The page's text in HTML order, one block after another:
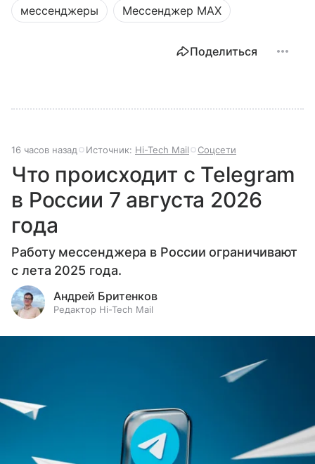
мессенджеры Мессенджер MAX
Поделиться
16 часов назад Источник: Hi-Tech Mail Соцсети
Что происходит с Telegram
в России 7 августа 2026
года
Работу мессенджера в России ограничивают
с лета 2025 года.
Андрей Бритенков
Редактор Hi-Tech Mail